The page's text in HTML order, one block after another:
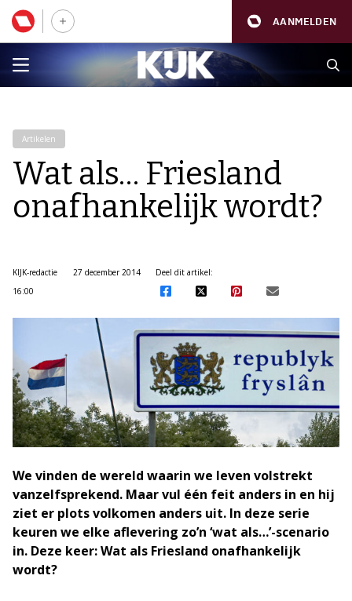
AANMELDEN
Artikelen
Wat als… Friesland
onafhankelijk wordt?
KIJK-redactie
27 december 2014
16:00
Deel dit artikel:
We vinden de wereld waarin we leven volstrekt
vanzelfsprekend. Maar vul één feit anders in en hij
ziet er plots volkomen anders uit. In deze serie
keuren we elke aflevering zo’n ‘wat als…’-scenario
in. Deze keer: Wat als Friesland onafhankelijk
wordt?